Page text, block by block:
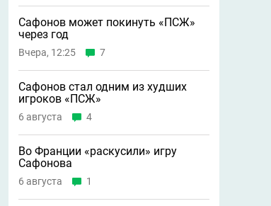
Сафонов может покинуть «ПСЖ»
через год
Вчера, 12:25 7
Сафонов стал одним из худших
игроков «ПСЖ»
6 августа 4
Во Франции «раскусили» игру
Сафонова
6 августа 1